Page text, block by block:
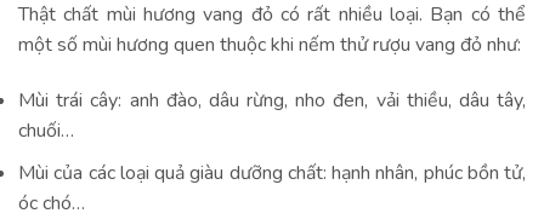
Thật chất mùi hương vang đỏ có rất nhiều loại. Bạn có thể
một số mùi hương quen thuộc khi nếm thử rượu vang đỏ như:
Mùi trái cây: anh đào, dâu rừng, nho đen, vải thiều, dâu tây,
chuối…
Mùi của các loại quả giàu dưỡng chất: hạnh nhân, phúc bồn tử,
óc chó…